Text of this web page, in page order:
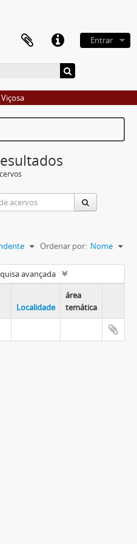
Entrar
Ordenar por: Nome
avançada
Localidade
área
temática